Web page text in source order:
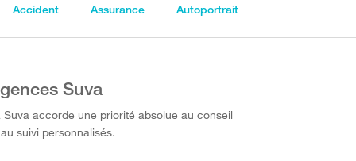
Accident Assurance Autoportrait
Suva
Suva accorde une priorité absolue au conseil
suivi personnalisés.